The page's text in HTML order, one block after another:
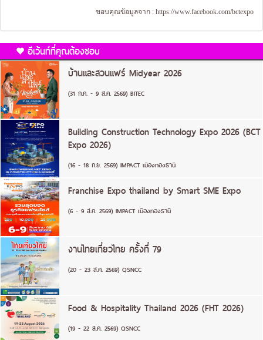
ขอบคุณข้อมูลจาก : https://www.facebook.com/bctexpo
อีเว้นท์ที่คุณต้องชอบ
บ้านและสวนแฟร์ Midyear 2026
(31 ก.ค. - 9 ส.ค. 2569) BITEC
Building Construction Technology Expo 2026 (BCT
Expo 2026)
(16 - 18 ก.ย. 2569) IMPACT เมืองทองธานี
Franchise Expo thailand by Smart SME Expo
(6 - 9 ส.ค. 2569) IMPACT เมืองทองธานี
งานไทยเที่ยวไทย ครั้งที่ 79
(20 - 23 ส.ค. 2569) QSNCC
Food & Hospitality Thailand 2026 (FHT 2026)
(19 - 22 ส.ค. 2569) QSNCC